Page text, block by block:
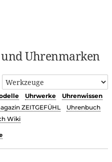
Uhrenmarken
Uhrwerke
Uhrenwissen
ZEITGEFÜHL
Uhrenbuch
Wiki